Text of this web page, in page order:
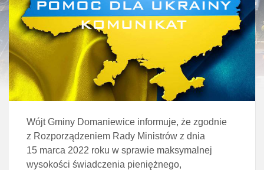
Wójt Gminy Domaniewice informuje, że zgodnie
z Rozporządzeniem Rady Ministrów z dnia
15 marca 2022 roku w sprawie maksymalnej
wysokości świadczenia pieniężnego,